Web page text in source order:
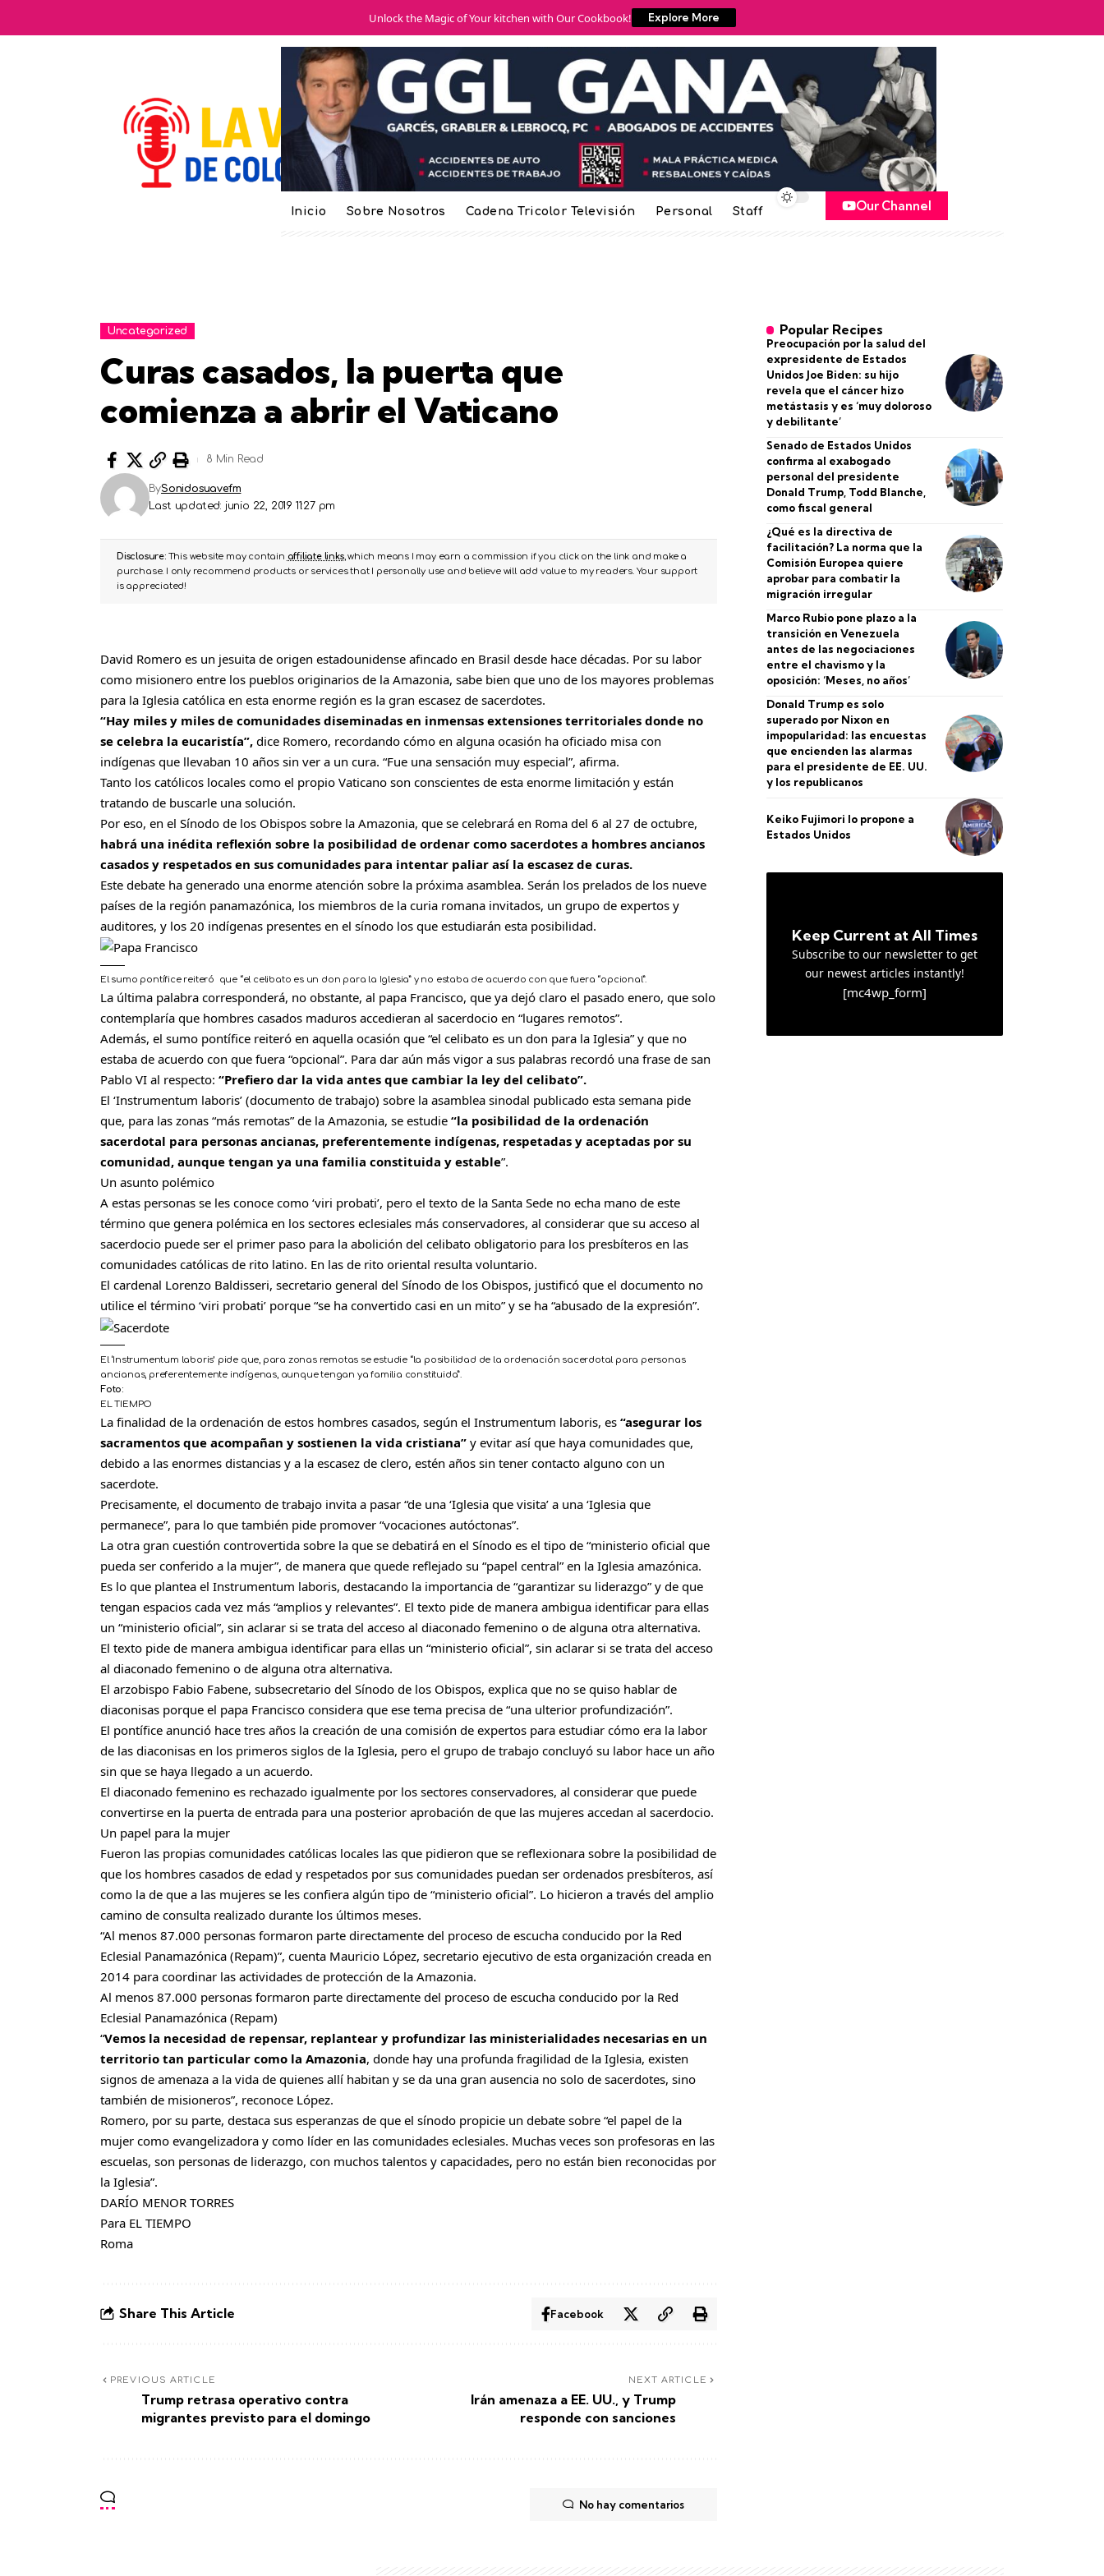
Unlock the Magic of Your kitchen with Our Cookbook! Explore More
Inicio Sobre Nosotros Cadena Tricolor Televisión Personal Staff Our Channel
Uncategorized
Curas casados, la puerta que
comienza a abrir el Vaticano
Last updated: junio 22, 2019 11:27 pm
BySonidosuavefm
8 Min Read
Disclosure:This website may contain affiliate links, which means I may earn a commission if you click on the link and make a
purchase. I only recommend products or services that I personally use and believe will add value to my readers. Your support
is appreciated!
David Romero es un jesuita de origen estadounidense afincado en Brasil desde hace décadas. Por su labor
como misionero entre los pueblos originarios de la Amazonia, sabe bien que uno de los mayores problemas
para la Iglesia católica en esta enorme región es la gran escasez de sacerdotes.
“Hay miles y miles de comunidades diseminadas en inmensas extensiones territoriales donde no
se celebra la eucaristía”, dice Romero, recordando cómo en alguna ocasión ha oficiado misa con
indígenas que llevaban 10 años sin ver a un cura. “Fue una sensación muy especial”, afirma.
Tanto los católicos locales como el propio Vaticano son conscientes de esta enorme limitación y están
tratando de buscarle una solución.
Por eso, en el Sínodo de los Obispos sobre la Amazonia, que se celebrará en Roma del 6 al 27 de octubre,
habrá una inédita reflexión sobre la posibilidad de ordenar como sacerdotes a hombres ancianos
casados y respetados en sus comunidades para intentar paliar así la escasez de curas.
Este debate ha generado una enorme atención sobre la próxima asamblea. Serán los prelados de los nueve
países de la región panamazónica, los miembros de la curia romana invitados, un grupo de expertos y
auditores, y los 20 indígenas presentes en el sínodo los que estudiarán esta posibilidad.
El sumo pontífice reiteró que “el celibato es un don para la Iglesia” y no estaba de acuerdo con que fuera “opcional”.
La última palabra corresponderá, no obstante, al papa Francisco, que ya dejó claro el pasado enero, que solo
contemplaría que hombres casados maduros accedieran al sacerdocio en “lugares remotos”.
Además, el sumo pontífice reiteró en aquella ocasión que “el celibato es un don para la Iglesia” y que no
estaba de acuerdo con que fuera “opcional”. Para dar aún más vigor a sus palabras recordó una frase de san
Pablo VI al respecto: “Prefiero dar la vida antes que cambiar la ley del celibato”.
El ‘Instrumentum laboris’ (documento de trabajo) sobre la asamblea sinodal publicado esta semana pide
que, para las zonas “más remotas” de la Amazonia, se estudie “la posibilidad de la ordenación
sacerdotal para personas ancianas, preferentemente indígenas, respetadas y aceptadas por su
comunidad, aunque tengan ya una familia constituida y estable”.
Un asunto polémico
A estas personas se les conoce como ‘viri probati’, pero el texto de la Santa Sede no echa mano de este
término que genera polémica en los sectores eclesiales más conservadores, al considerar que su acceso al
sacerdocio puede ser el primer paso para la abolición del celibato obligatorio para los presbíteros en las
comunidades católicas de rito latino. En las de rito oriental resulta voluntario.
El cardenal Lorenzo Baldisseri, secretario general del Sínodo de los Obispos, justificó que el documento no
utilice el término ‘viri probati’ porque “se ha convertido casi en un mito” y se ha “abusado de la expresión”.
El ‘Instrumentum laboris’ pide que, para zonas remotas se estudie “la posibilidad de la ordenación sacerdotal para personas
ancianas, preferentemente indígenas, aunque tengan ya familia constituida”.
Foto:
EL TIEMPO
La finalidad de la ordenación de estos hombres casados, según el Instrumentum laboris, es “asegurar los
sacramentos que acompañan y sostienen la vida cristiana” y evitar así que haya comunidades que,
debido a las enormes distancias y a la escasez de clero, estén años sin tener contacto alguno con un
sacerdote.
Precisamente, el documento de trabajo invita a pasar “de una ‘Iglesia que visita’ a una ‘Iglesia que
permanece”, para lo que también pide promover “vocaciones autóctonas”.
La otra gran cuestión controvertida sobre la que se debatirá en el Sínodo es el tipo de “ministerio oficial que
pueda ser conferido a la mujer”, de manera que quede reflejado su “papel central” en la Iglesia amazónica.
Es lo que plantea el Instrumentum laboris, destacando la importancia de “garantizar su liderazgo” y de que
tengan espacios cada vez más “amplios y relevantes”. El texto pide de manera ambigua identificar para ellas
un “ministerio oficial”, sin aclarar si se trata del acceso al diaconado femenino o de alguna otra alternativa.
El texto pide de manera ambigua identificar para ellas un “ministerio oficial”, sin aclarar si se trata del acceso
al diaconado femenino o de alguna otra alternativa.
El arzobispo Fabio Fabene, subsecretario del Sínodo de los Obispos, explica que no se quiso hablar de
diaconisas porque el papa Francisco considera que ese tema precisa de “una ulterior profundización”.
El pontífice anunció hace tres años la creación de una comisión de expertos para estudiar cómo era la labor
de las diaconisas en los primeros siglos de la Iglesia, pero el grupo de trabajo concluyó su labor hace un año
sin que se haya llegado a un acuerdo.
El diaconado femenino es rechazado igualmente por los sectores conservadores, al considerar que puede
convertirse en la puerta de entrada para una posterior aprobación de que las mujeres accedan al sacerdocio.
Un papel para la mujer
Fueron las propias comunidades católicas locales las que pidieron que se reflexionara sobre la posibilidad de
que los hombres casados de edad y respetados por sus comunidades puedan ser ordenados presbíteros, así
como la de que a las mujeres se les confiera algún tipo de “ministerio oficial”. Lo hicieron a través del amplio
camino de consulta realizado durante los últimos meses.
“Al menos 87.000 personas formaron parte directamente del proceso de escucha conducido por la Red
Eclesial Panamazónica (Repam)”, cuenta Mauricio López, secretario ejecutivo de esta organización creada en
2014 para coordinar las actividades de protección de la Amazonia.
Al menos 87.000 personas formaron parte directamente del proceso de escucha conducido por la Red
Eclesial Panamazónica (Repam)
“Vemos la necesidad de repensar, replantear y profundizar las ministerialidades necesarias en un
territorio tan particular como la Amazonia, donde hay una profunda fragilidad de la Iglesia, existen
signos de amenaza a la vida de quienes allí habitan y se da una gran ausencia no solo de sacerdotes, sino
también de misioneros”, reconoce López.
Romero, por su parte, destaca sus esperanzas de que el sínodo propicie un debate sobre “el papel de la
mujer como evangelizadora y como líder en las comunidades eclesiales. Muchas veces son profesoras en las
escuelas, son personas de liderazgo, con muchos talentos y capacidades, pero no están bien reconocidas por
la Iglesia”.
DARÍO MENOR TORRES
Para EL TIEMPO
Roma
Share This Article Facebook
PREVIOUS ARTICLE
Trump retrasa operativo contra
migrantes previsto para el domingo
NEXT ARTICLE
Irán amenaza a EE. UU., y Trump
responde con sanciones
No hay comentarios
Popular Recipes
Preocupación por la salud del
expresidente de Estados
Unidos Joe Biden: su hijo
revela que el cáncer hizo
metástasis y es ‘muy doloroso
y debilitante’
Senado de Estados Unidos
confirma al exabogado
personal del presidente
Donald Trump, Todd Blanche,
como fiscal general
¿Qué es la directiva de
facilitación? La norma que la
Comisión Europea quiere
aprobar para combatir la
migración irregular
Marco Rubio pone plazo a la
transición en Venezuela
antes de las negociaciones
entre el chavismo y la
oposición: ‘Meses, no años’
Donald Trump es solo
superado por Nixon en
impopularidad: las encuestas
que encienden las alarmas
para el presidente de EE. UU.
y los republicanos
Keiko Fujimori lo propone a
Estados Unidos
Keep Current at All Times
Subscribe to our newsletter to get
our newest articles instantly!
[mc4wp_form]